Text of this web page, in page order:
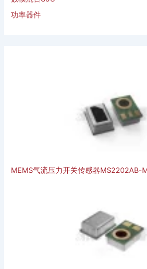
功率器件
MEMS气流压力开关传感器MS2202AB-